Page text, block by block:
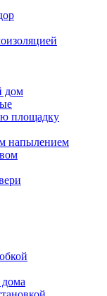
дом
площадку
напылением